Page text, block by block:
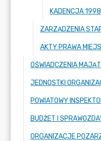
KADENCJA
ZARZĄDZENIA
OŚWIADCZENIA
JEDNOSTKI
BUDŻET I
ORGANIZACJE